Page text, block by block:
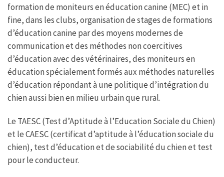
formation de moniteurs en éducation canine (MEC) et in
fine, dans les clubs, organisation de stages de formations
d’éducation canine par des moyens modernes de
communication et des méthodes non coercitives
d’éducation avec des vétérinaires, des moniteurs en
éducation spécialement formés aux méthodes naturelles
d’éducation répondant à une politique d’intégration du
chien aussi bien en milieu urbain que rural.
Le TAESC (Test d’Aptitude à l’Education Sociale du Chien)
et le CAESC (certificat d’aptitude à l’éducation sociale du
chien), test d’éducation et de sociabilité du chien et test
pour le conducteur.